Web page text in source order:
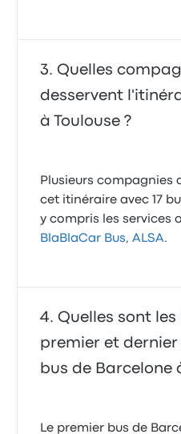
Quelles
desservent
à Toulouse ?
Plusieurs compagnies
cet itinéraire avec 17
y compris les services
BlaBlaCar Bus,ALSA.
Quelles sont les
premier et
bus de Barcelone
Le premier bus de